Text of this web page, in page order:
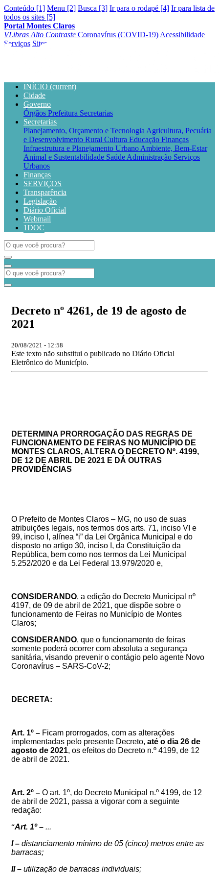
Conteúdo [1] Menu [2] Busca [3] Ir para o rodapé [4] Ir para lista de
todos os sites [5]
Portal Montes Claros
VLibras Alto Contraste Coronavírus (COVID-19) Acessibilidade
Serviços Sites
INÍCIO (current)
Cidade
Governo
Órgãos Prefeitura Secretarias
Secretarias
Planejamento, Orçamento e Tecnologia Agricultura, Pecuária
e Desenvolvimento Rural Cultura Educação Finanças
Infraestrutura e Planejamento Urbano Ambiente, Bem-Estar
Animal e Sustentabilidade Saúde Administração Serviços
Urbanos
Finanças
SERVIÇOS
Transparência
Legislação
Diário Oficial
Webmail
1DOC
Decreto nº 4261, de 19 de agosto de
2021
20/08/2021 - 12:58
Este texto não substitui o publicado no Diário Oficial
Eletrônico do Município.
DETERMINA PRORROGAÇÃO DAS REGRAS DE
FUNCIONAMENTO DE FEIRAS NO MUNICÍPIO DE
MONTES CLAROS, ALTERA O DECRETO Nº. 4199,
DE 12 DE ABRIL DE 2021 E DÁ OUTRAS
PROVIDÊNCIAS
O Prefeito de Montes Claros – MG, no uso de suas
atribuições legais, nos termos dos arts. 71, inciso VI e
99, inciso I, alínea “i” da Lei Orgânica Municipal e do
disposto no artigo 30, inciso I, da Constituição da
República, bem como nos termos da Lei Municipal
5.252/2020 e da Lei Federal 13.979/2020 e,
CONSIDERANDO, a edição do Decreto Municipal nº
4197, de 09 de abril de 2021, que dispõe sobre o
funcionamento de Feiras no Município de Montes
Claros;
CONSIDERANDO, que o funcionamento de feiras
somente poderá ocorrer com absoluta a segurança
sanitária, visando prevenir o contágio pelo agente Novo
Coronavírus – SARS-CoV-2;
DECRETA:
Art. 1º – Ficam prorrogados, com as alterações
implementadas pelo presente Decreto, até o dia 26 de
agosto de 2021, os efeitos do Decreto n.º 4199, de 12
de abril de 2021.
Art. 2º – O art. 1º, do Decreto Municipal n.º 4199, de 12
de abril de 2021, passa a vigorar com a seguinte
redação:
“Art. 1º – ...
I – distanciamento mínimo de 05 (cinco) metros entre as
barracas;
II – utilização de barracas individuais;